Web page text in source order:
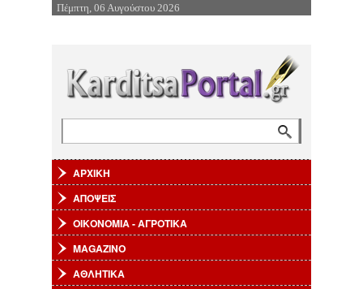
Επιστροφή στην Πλοήγηση
Πέμπτη, 06 Αυγούστου 2026
ΑΡΧΙΚΗ
ΑΠΟΨΕΙΣ
ΟΙΚΟΝΟΜΙΑ - ΑΓΡΟΤΙΚΑ
MAGAZINO
ΑΘΛΗΤΙΚΑ